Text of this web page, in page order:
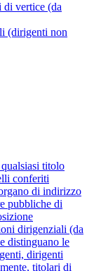
vertice (da
(dirigenti non
titolo
conferiti
di indirizzo
pubbliche di
dirigenziali (da
distinguano le
dirigenti
titolari di